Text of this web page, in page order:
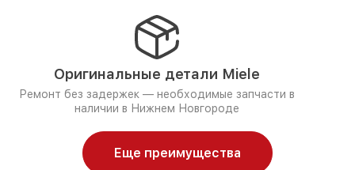
Оригинальные детали Miele
Ремонт без задержек — необходимые запчасти в
наличии в Нижнем Новгороде
Еще преимущества